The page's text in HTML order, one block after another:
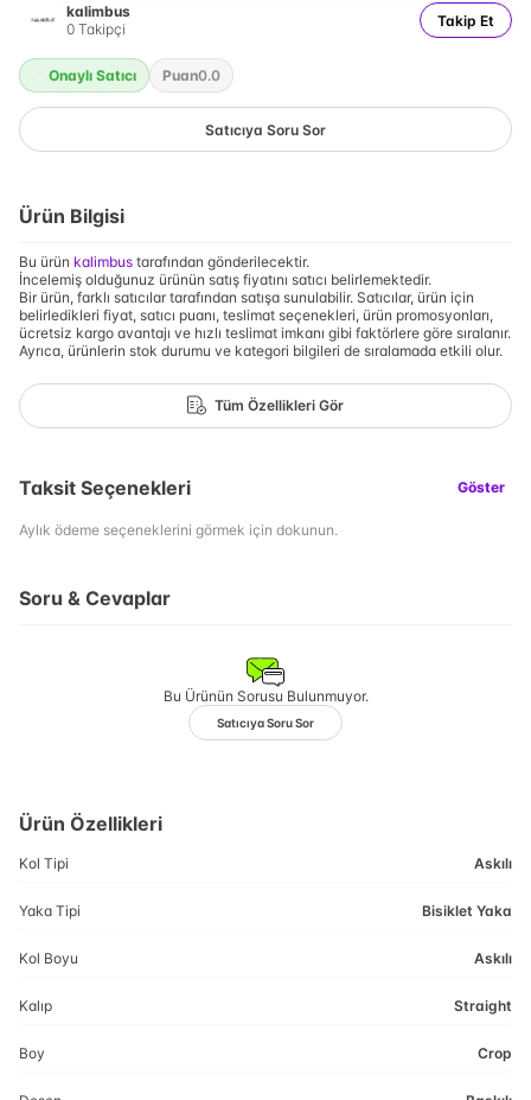
kalimbus
0 Takipçi Takip Et
Onaylı Satıcı Puan0.0
Satıcıya Soru Sor
Ürün Bilgisi
Bu ürün kalimbus tarafından gönderilecektir.
İncelemiş olduğunuz ürünün satış fiyatını satıcı belirlemektedir.
Bir ürün, farklı satıcılar tarafından satışa sunulabilir. Satıcılar, ürün için
belirledikleri fiyat, satıcı puanı, teslimat seçenekleri, ürün promosyonları,
ücretsiz kargo avantajı ve hızlı teslimat imkanı gibi faktörlere göre sıralanır.
Ayrıca, ürünlerin stok durumu ve kategori bilgileri de sıralamada etkili olur.
Tüm Özellikleri Gör
Taksit Seçenekleri Göster
Aylık ödeme seçeneklerini görmek için dokunun.
Soru & Cevaplar
Bu Ürünün Sorusu Bulunmuyor.
Satıcıya Soru Sor
Ürün Özellikleri
Kol Tipi Askılı
Yaka Tipi Bisiklet Yaka
Kol Boyu Askılı
Kalıp Straight
Boy Crop